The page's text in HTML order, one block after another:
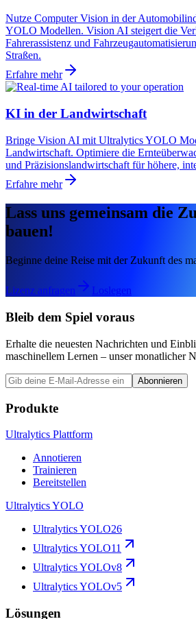
Nutze Computer Vision in der
YOLO Modellen. Vision AI steigert die
Fahrerassistenz und
Straßen.
Erfahre mehr
KI in der Landwirtschaft
Bringe Vision AI mit Ultralytics YOLO
Landwirtschaft. Optimiere die
und Präzisionslandwirtschaft für höhere,
Erfahre mehr
Lass uns gemeinsam die
bauen!
Beginne deine Reise mit der Zukunft des
Lizenz anfragen Loslegen
Bleib dem Spiel voraus
Erhalte die neuesten Nachrichten und
maschinellem Lernen – unser monatlicher
Abonnieren
Produkte
Ultralytics Plattform
Annotieren
Trainieren
Bereitstellen
Ultralytics YOLO
Ultralytics YOLO26
Ultralytics YOLO11
Ultralytics YOLOv8
Ultralytics YOLOv5
Lösungen